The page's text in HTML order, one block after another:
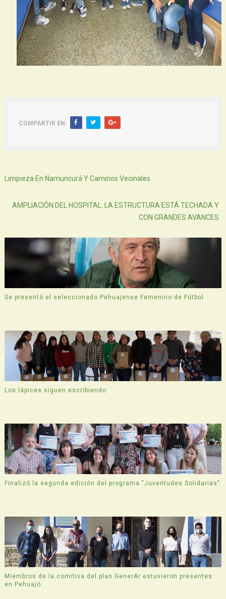
COMPARTIR EN:
Limpieza En Namuncurá Y Caminos Vecinales
AMPLIACIÓN DEL HOSPITAL. LA ESTRUCTURA ESTÁ TECHADA Y
CON GRANDES AVANCES
Se presentó el seleccionado Pehuajense Femenino de Fútbol
Los lápices siguen escribiendo
Finalizó la segunda edición del programa "Juventudes Solidarias"
Miembros de la comitiva del plan GenerAr estuvieron presentes
en Pehuajó